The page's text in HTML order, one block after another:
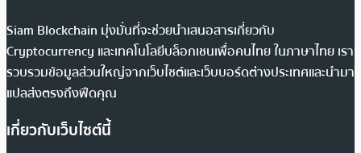
Siam Blockchain มุ่งมั่นที่จะช่วยนำเสนอสารเกี่ยวกับ
Cryptocurrency และเทคโนโลยีบล็อกเชนเพื่อคนไทย ในภาษาไทย เรา
รวบรวมข้อมูลส่วนใหญ่จากเว็บไซต์และเว็บบอร์ดต่างประเทศและนำมา
แปลส่งตรงถึงฟีดคุณ
เกี่ยวกับเว็บไซต์นี้